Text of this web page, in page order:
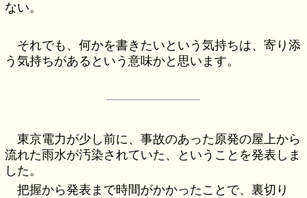
ない。
それでも、何かを書きたいという気持ちは、寄り添
う気持ちがあるという意味かと思います。
東京電力が少し前に、事故のあった原発の屋上から
流れた雨水が汚染されていた、ということを発表しま
した。
把握から発表まで時間がかかったことで、裏切り